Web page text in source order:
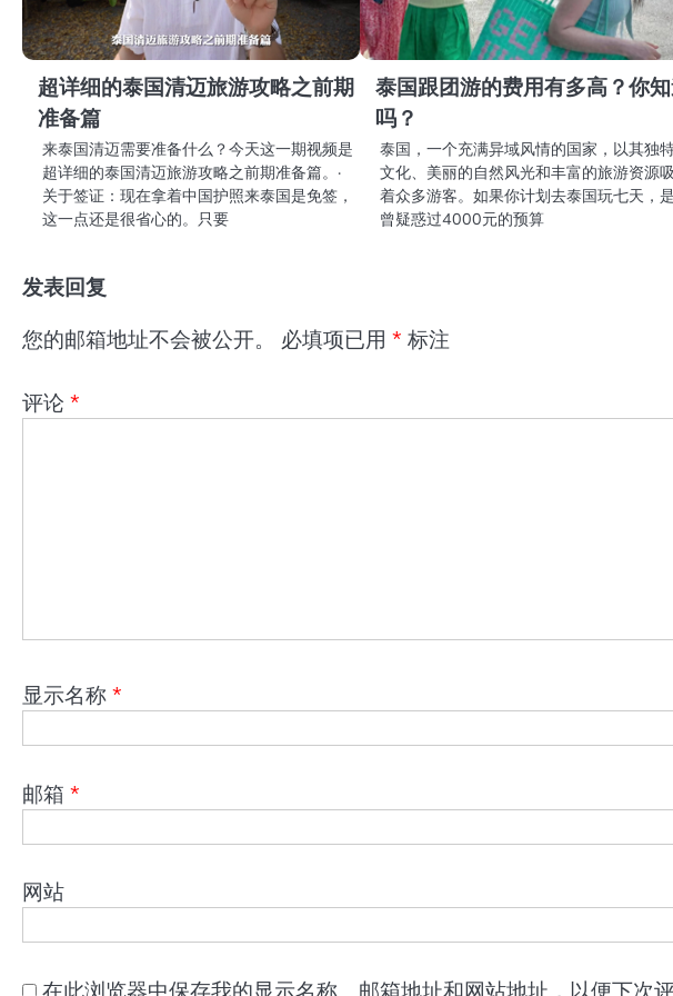
超详细的泰国清迈旅游攻略之前期
准备篇
来泰国清迈需要准备什么？今天这一期视频是
超详细的泰国清迈旅游攻略之前期准备篇。·
关于签证：现在拿着中国护照来泰国是免签，
这一点还是很省心的。只要
泰国跟团游的费用有多高？你
吗？
泰国，一个充满异域风情的国家，以其独
文化、美丽的自然风光和丰富的旅游资源
着众多游客。如果你计划去泰国玩七天，
曾疑惑过4000元的预算
发表回复
您的邮箱地址不会被公开。
必填项已用 * 标注
评论 *
显示名称 *
邮箱 *
网站
在此浏览器中保存我的显示名称、邮箱地址和网站地址，以便下次评